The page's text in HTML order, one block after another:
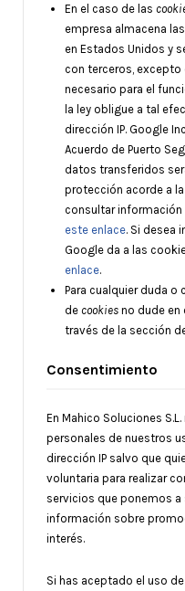
En el caso de las
empresa almacena las
en Estados Unidos y
con terceros, excepto
necesario para el
la ley obligue a tal
dirección IP. Google
Acuerdo de Puerto
datos transferidos
protección acorde a
consultar
este enlace. Si desea
Google da a las
enlace.
Para cualquier duda
de cookies no dude en
través de la sección
Consentimiento
En Mahico Soluciones
personales de nuestros
dirección IP salvo que
voluntaria para realizar
servicios que ponemos
información sobre
interés.
Si has aceptado el uso